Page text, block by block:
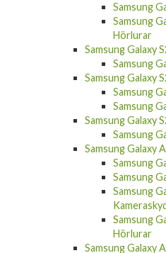
Samsung
Samsung
Hörlurar
Samsung Galaxy
Samsung
Samsung Galaxy
Samsung
Samsung
Samsung Galaxy
Samsung
Samsung Galaxy
Samsung
Samsung
Samsung
Samsung
Hörlurar
Samsung Galaxy